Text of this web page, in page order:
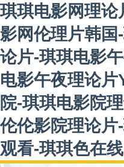
琪琪电影网理论
影网伦理片韩
论片-琪琪电影
电影午夜理论
院-琪琪电影院
伦伦影院理论片
观看-琪琪色在线